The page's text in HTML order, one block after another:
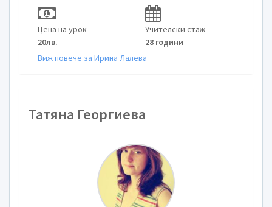
Цена на урок
20лв.
Учителски стаж
28 години
Виж повече за Ирина Лалева
Татяна Георгиева